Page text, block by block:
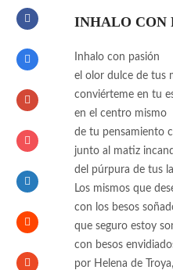
INHALO CON
Inhalo con pasión
el olor dulce de tus
conviérteme en tu
en el centro mismo
de tu pensamiento
junto al matiz
del púrpura de tus
Los mismos que
con los besos
que seguro estoy
con besos
por Helena de Troya,